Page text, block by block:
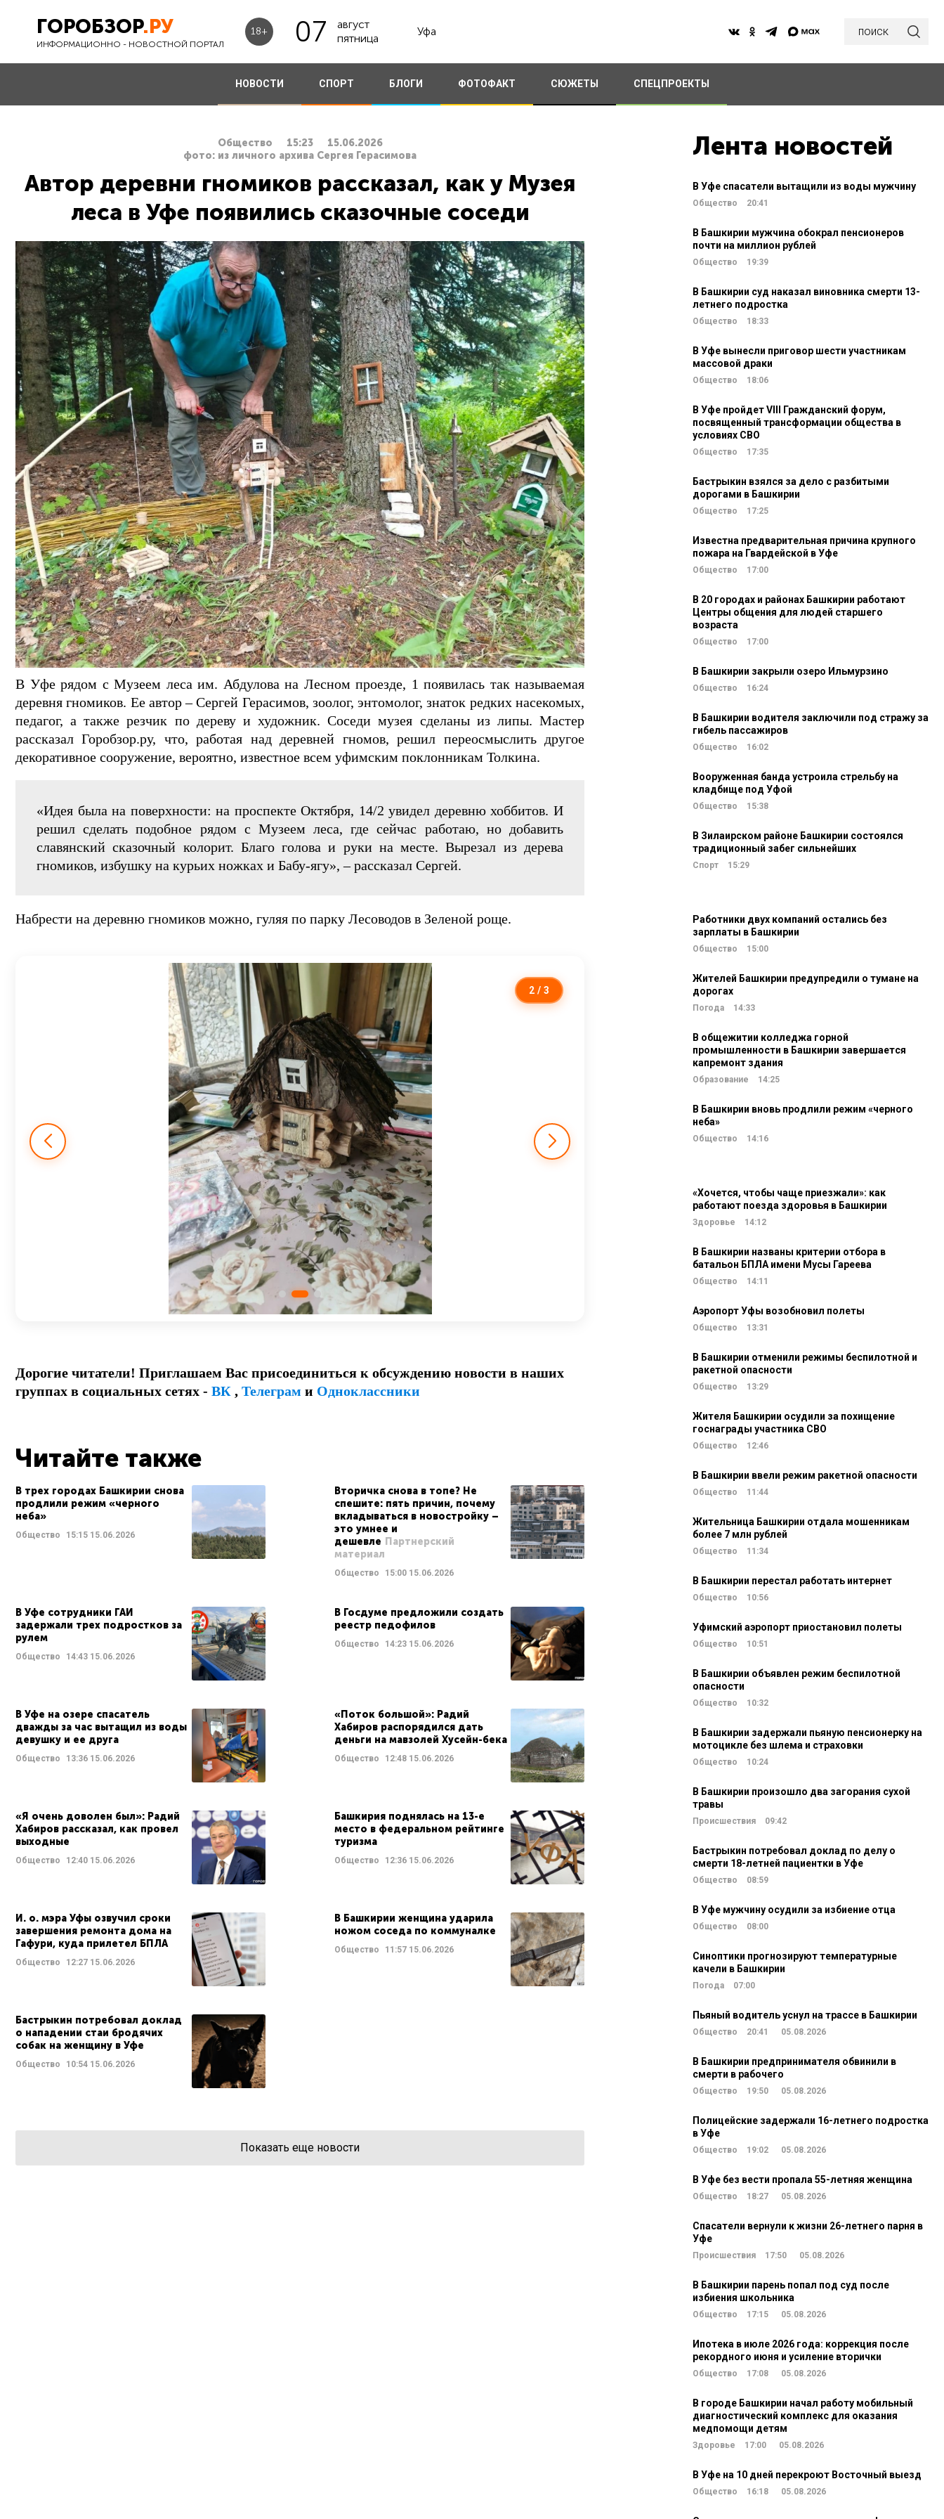
ГОРОБЗОР.РУ
ИНФОРМАЦИОННО - НОВОСТНОЙ ПОРТАЛ
18+ 07
август
пятница
Уфа поиск
НОВОСТИ СПОРТ БЛОГИ ФОТОФАКТ СЮЖЕТЫ СПЕЦПРОЕКТЫ
Общество 15:23
15.06.2026
фото: из личного архива Сергея Герасимова
Автор деревни гномиков рассказал, как у Музея
леса в Уфе появились сказочные соседи
В Уфе рядом с Музеем леса им. Абдулова на Лесном проезде, 1 появилась так называемая
деревня гномиков. Ее автор – Сергей Герасимов, зоолог, энтомолог, знаток редких насекомых,
педагог, а также резчик по дереву и художник. Соседи музея сделаны из липы. Мастер
рассказал Горобзор.ру, что, работая над деревней гномов, решил переосмыслить другое
декоративное сооружение, вероятно, известное всем уфимским поклонникам Толкина.
«Идея была на поверхности: на проспекте Октября, 14/2 увидел деревню хоббитов. И
решил сделать подобное рядом с Музеем леса, где сейчас работаю, но добавить
славянский сказочный колорит. Благо голова и руки на месте. Вырезал из дерева
гномиков, избушку на курьих ножках и Бабу-ягу», – рассказал Сергей.
Набрести на деревню гномиков можно, гуляя по парку Лесоводов в Зеленой роще.
2 / 3
Дорогие читатели! Приглашаем Вас присоединиться к обсуждению новости в наших
группах в социальных сетях - ВК , Телеграм и Одноклассники
Читайте также
В трех городах Башкирии снова
продлили режим «черного
неба»
Общество 15:15 15.06.2026
Вторичка снова в топе? Не
спешите: пять причин, почему
вкладываться в новостройку –
это умнее и
дешевле Партнерский
материал
Общество 15:0015.06.2026
В Уфе сотрудники ГАИ
задержали трех подростков за
рулем
Общество 14:43 15.06.2026
В Госдуме предложили создать
реестр педофилов
Общество 14:2315.06.2026
В Уфе на озере спасатель
дважды за час вытащил из воды
девушку и ее друга
Общество 13:36 15.06.2026
«Поток большой»: Радий
Хабиров распорядился дать
деньги на мавзолей Хусейн-бека
Общество 12:4815.06.2026
«Я очень доволен был»: Радий
Хабиров рассказал, как провел
выходные
Общество 12:40 15.06.2026
Башкирия поднялась на 13-е
место в федеральном рейтинге
туризма
Общество 12:3615.06.2026
И. о. мэра Уфы озвучил сроки
завершения ремонта дома на
Гафури, куда прилетел БПЛА
Общество 12:27 15.06.2026
В Башкирии женщина ударила
ножом соседа по коммуналке
Общество 11:5715.06.2026
Бастрыкин потребовал доклад
о нападении стаи бродячих
собак на женщину в Уфе
Общество 10:54 15.06.2026
Показать еще новости
Лента новостей
В Уфе спасатели вытащили из воды мужчину
Общество 20:41
В Башкирии мужчина обокрал пенсионеров
почти на миллион рублей
Общество 19:39
В Башкирии суд наказал виновника смерти 13-
летнего подростка
Общество 18:33
В Уфе вынесли приговор шести участникам
массовой драки
Общество 18:06
В Уфе пройдет VIII Гражданский форум,
посвященный трансформации общества в
условиях СВО
Общество 17:35
Бастрыкин взялся за дело с разбитыми
дорогами в Башкирии
Общество 17:25
Известна предварительная причина крупного
пожара на Гвардейской в Уфе
Общество 17:00
В 20 городах и районах Башкирии работают
Центры общения для людей старшего
возраста
Общество 17:00
В Башкирии закрыли озеро Ильмурзино
Общество 16:24
В Башкирии водителя заключили под стражу за
гибель пассажиров
Общество 16:02
Вооруженная банда устроила стрельбу на
кладбище под Уфой
Общество 15:38
В Зилаирском районе Башкирии состоялся
традиционный забег сильнейших
Спорт 15:29
Работники двух компаний остались без
зарплаты в Башкирии
Общество 15:00
Жителей Башкирии предупредили о тумане на
дорогах
Погода 14:33
В общежитии колледжа горной
промышленности в Башкирии завершается
капремонт здания
Образование 14:25
В Башкирии вновь продлили режим «черного
неба»
Общество 14:16
«Хочется, чтобы чаще приезжали»: как
работают поезда здоровья в Башкирии
Здоровье 14:12
В Башкирии названы критерии отбора в
батальон БПЛА имени Мусы Гареева
Общество 14:11
Аэропорт Уфы возобновил полеты
Общество 13:31
В Башкирии отменили режимы беспилотной и
ракетной опасности
Общество 13:29
Жителя Башкирии осудили за похищение
госнаграды участника СВО
Общество 12:46
В Башкирии ввели режим ракетной опасности
Общество 11:44
Жительница Башкирии отдала мошенникам
более 7 млн рублей
Общество 11:34
В Башкирии перестал работать интернет
Общество 10:56
Уфимский аэропорт приостановил полеты
Общество 10:51
В Башкирии объявлен режим беспилотной
опасности
Общество 10:32
В Башкирии задержали пьяную пенсионерку на
мотоцикле без шлема и страховки
Общество 10:24
В Башкирии произошло два загорания сухой
травы
Происшествия 09:42
Бастрыкин потребовал доклад по делу о
смерти 18-летней пациентки в Уфе
Общество 08:59
В Уфе мужчину осудили за избиение отца
Общество 08:00
Синоптики прогнозируют температурные
качели в Башкирии
Погода 07:00
Пьяный водитель уснул на трассе в Башкирии
Общество 20:41 05.08.2026
В Башкирии предпринимателя обвинили в
смерти в рабочего
Общество 19:50 05.08.2026
Полицейские задержали 16-летнего подростка
в Уфе
Общество 19:02 05.08.2026
В Уфе без вести пропала 55-летняя женщина
Общество 18:27 05.08.2026
Спасатели вернули к жизни 26-летнего парня в
Уфе
Происшествия 17:50 05.08.2026
В Башкирии парень попал под суд после
избиения школьника
Общество 17:15 05.08.2026
Ипотека в июле 2026 года: коррекция после
рекордного июня и усиление вторички
Общество 17:08 05.08.2026
В городе Башкирии начал работу мобильный
диагностический комплекс для оказания
медпомощи детям
Здоровье 17:00 05.08.2026
В Уфе на 10 дней перекроют Восточный выезд
Общество 16:18 05.08.2026